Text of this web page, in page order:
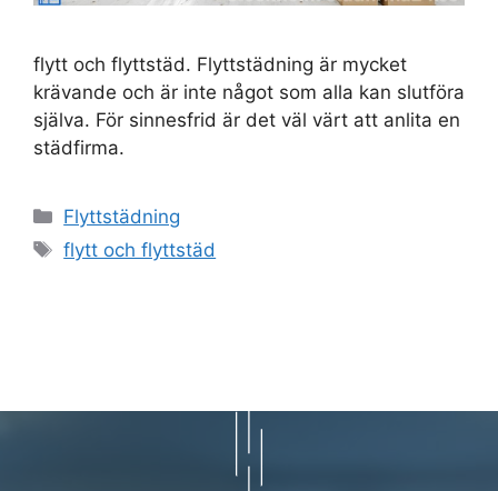
flytt och flyttstäd. Flyttstädning är mycket
krävande och är inte något som alla kan slutföra
själva. För sinnesfrid är det väl värt att anlita en
städfirma.
Kategorier
Flyttstädning
Etiketter
flytt och flyttstäd